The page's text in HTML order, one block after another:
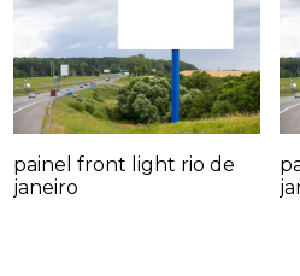
painel front light rio de
janeiro